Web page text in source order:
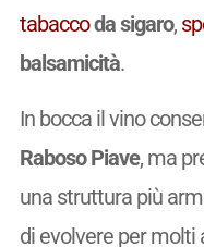
tabaccoda sigaro,
balsamicità.
In bocca il vino
Raboso Piave, ma
una struttura più
di evolvere per molti